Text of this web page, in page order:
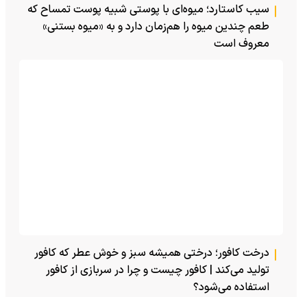
سیب کاستارد؛ میوه‌ای با پوستی شبیه پوست تمساح که
طعم چندین میوه را هم‌زمان دارد و به «میوه بستنی»
معروف است
درخت کافور؛ درختی همیشه سبز و خوش عطر که کافور
تولید می‌کند | کافور چیست و چرا در سربازی از کافور
استفاده می‌شود؟